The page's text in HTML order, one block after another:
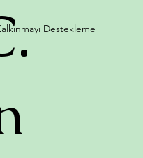
Destekleme